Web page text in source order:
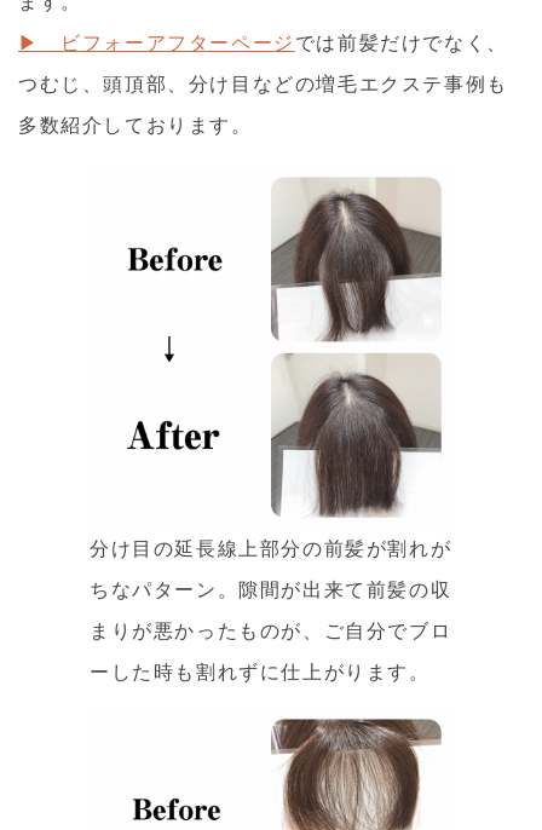
▶ ビフォーアフターページ では前髪だけでなく、
つむじ、頭頂部、分け目などの増毛エクステ事例も
多数紹介しております。
分け目の延長線上部分の前髪が割れが
ちなパターン。隙間が出来て前髪の収
まりが悪かったものが、ご自分でブロ
ーした時も割れずに仕上がります。